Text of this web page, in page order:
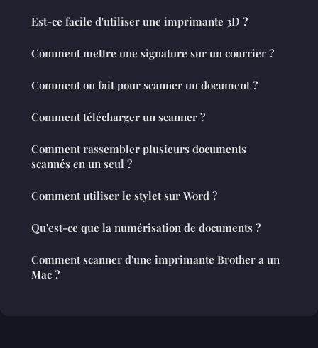
Est-ce facile d'utiliser une imprimante 3D ?
Comment mettre une signature sur un courrier ?
Comment on fait pour scanner un document ?
Comment télécharger un scanner ?
Comment rassembler plusieurs documents
scannés en un seul ?
Comment utiliser le stylet sur Word ?
Qu'est-ce que la numérisation de documents ?
Comment scanner d'une imprimante Brother a un
Mac ?